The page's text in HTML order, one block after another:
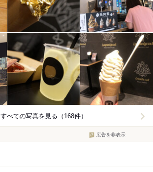
すべての写真を見る（168件）
広告を非表示